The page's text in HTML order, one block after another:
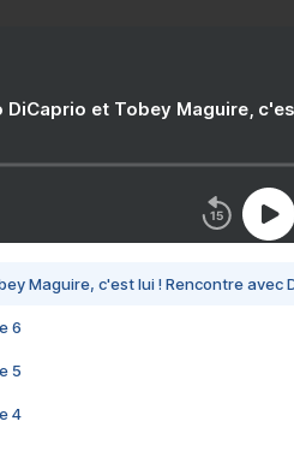
DiCaprio et Tobey Maguire,
Maguire, c'est lui ! Rencontre avec
6
5
4